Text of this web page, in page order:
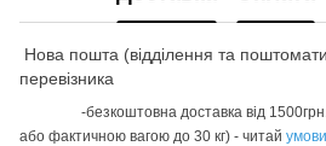
Нова пошта (відділення та
перевізника
-безкоштовна доставка від
або фактичною вагою до 30 кг) - читай умови